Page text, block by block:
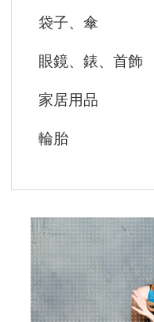
袋子、傘
眼鏡、錶、首飾
家居用品
輪胎